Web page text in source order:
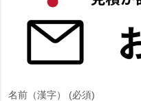
名前（漢字） (必須)